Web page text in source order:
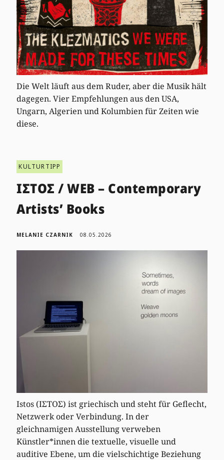
Die Welt läuft aus dem Ruder, aber die Musik hält
dagegen. Vier Empfehlungen aus den USA,
Ungarn, Algerien und Kolumbien für Zeiten wie
diese.
KULTURTIPP
ΙΣΤΟΣ / WEB – Contemporary
Artists’ Books
MELANIE CZARNIK 08.05.2026
Istos (ΙΣΤΟΣ) ist griechisch und steht für Geflecht,
Netzwerk oder Verbindung. In der
gleichnamigen Ausstellung verweben
Künstler*innen die textuelle, visuelle und
auditive Ebene, um die vielschichtige Beziehung